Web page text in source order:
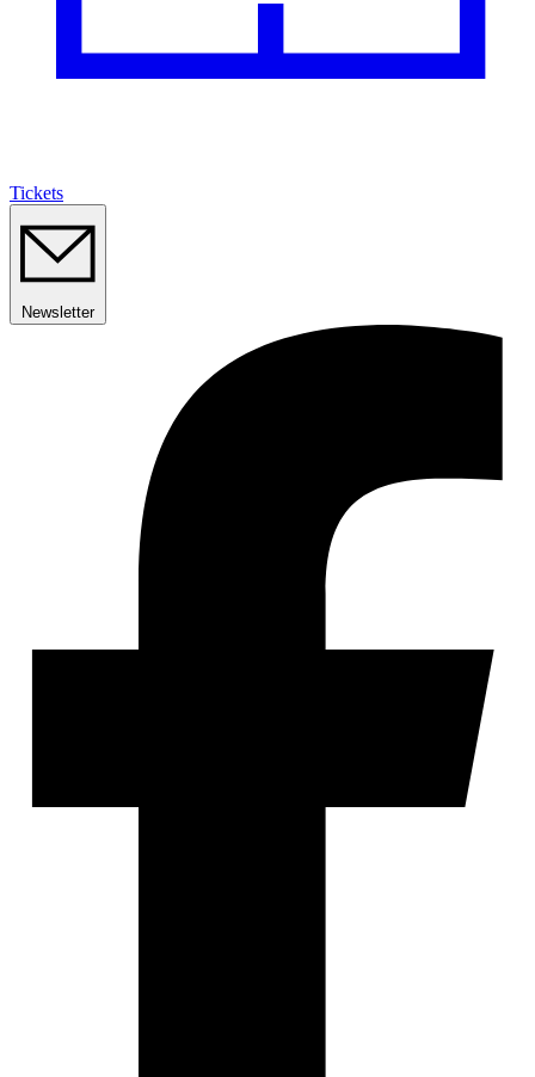
Tickets
Newsletter